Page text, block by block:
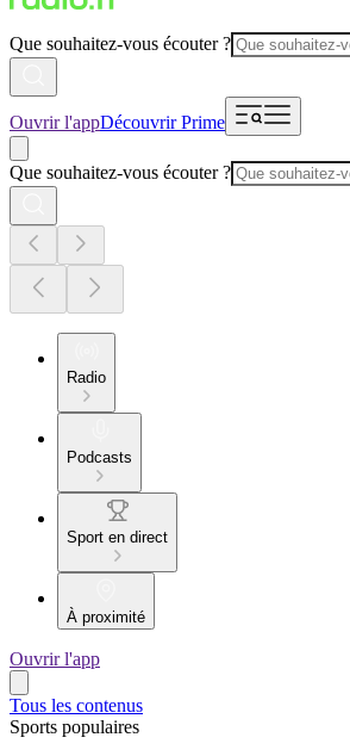
Que souhaitez-vous écouter ?
Ouvrir l'appDécouvrir Prime
Que souhaitez-vous écouter ?
Radio
Podcasts
Sport en direct
À proximité
Ouvrir l'app
Tous les contenus
Sports populaires